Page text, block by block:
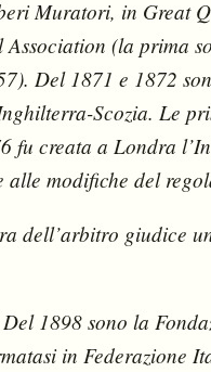
Muratori, in Great
(la prima
Del 1871 e 1872
Scozia. Le
fu creata a Londra
modifiche del
dell’arbitro giudice
1898 sono la
in Federazione